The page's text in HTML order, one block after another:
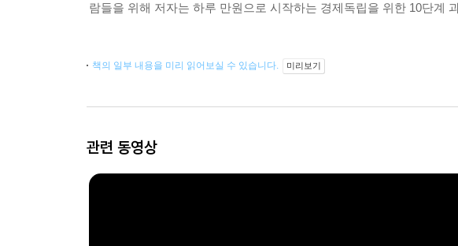
람들을 위해 저자는 하루 만원으로 시작하는 경제독립을 위한 10단계
책의 일부 내용을 미리 읽어보실 수 있습니다. 미리보기
관련 동영상